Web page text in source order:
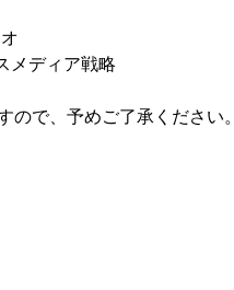
メディア戦略
で、予めご了承ください。